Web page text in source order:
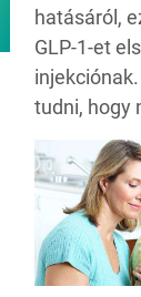
hatásáról,
GLP-1-et
tudni, hogy